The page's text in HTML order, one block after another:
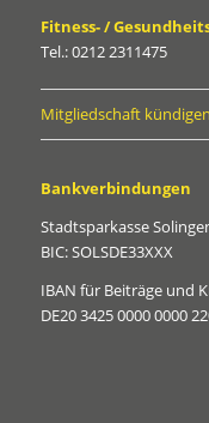
Fitness- /
Tel.: 0212 2311475
Mitgliedschaft kündigen
Bankverbindungen
Stadtsparkasse
BIC: SOLSDE33XXX
IBAN für Beiträge und
DE20 3425 0000 0000